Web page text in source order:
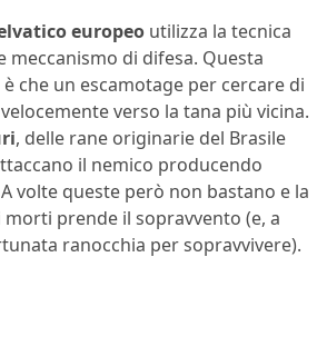
europeo utilizza la tecnica
meccanismo di difesa. Questa
che un escamotage per cercare di
verso la tana più vicina.
, delle rane originarie del Brasile
il nemico producendo
volte queste però non bastano e la
prende il sopravvento (e, a
ranocchia per sopravvivere).